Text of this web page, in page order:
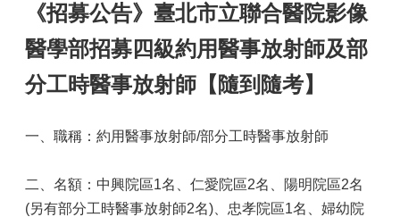
《招募公告》臺北市立聯合醫院影像
醫學部招募四級約用醫事放射師及部
分工時醫事放射師【隨到隨考】
一、職稱：約用醫事放射師/部分工時醫事放射師
二、名額：中興院區1名、仁愛院區2名、陽明院區2名
(另有部分工時醫事放射師2名)、忠孝院區1名、婦幼院